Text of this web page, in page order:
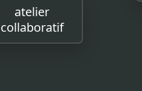
atelier
collaboratif